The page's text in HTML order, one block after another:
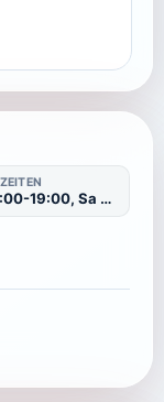
Mo-Fr 08:00-19:00, Sa 09:00-13:00